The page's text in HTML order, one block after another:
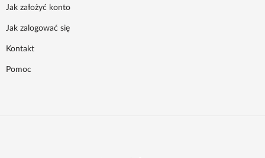
Jak założyć konto
Jak zalogować się
Kontakt
Pomoc